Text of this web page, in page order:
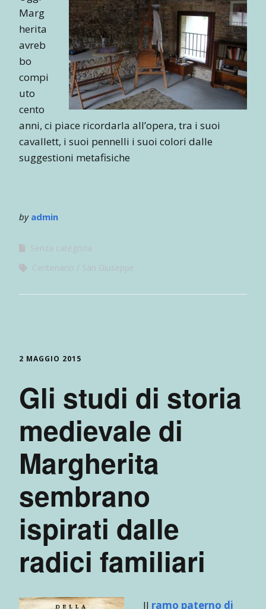
Marg
herita
avreb
bo
compi
uto
cento
anni, ci piace ricordarla all’opera, tra i suoi
cavallett, i suoi pennelli i suoi colori dalle
suggestioni metafisiche
by admin
Senza categoria
Centenario
San Giuseppe
2 MAGGIO 2015
Gli studi di storia
medievale di
Margherita
sembrano
ispirati dalle
radici familiari
Il ramo paterno di